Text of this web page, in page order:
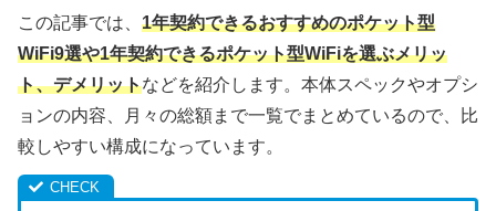
この記事では、 1年契約できるおすすめのポケット型
WiFi9選や1年契約できるポケット型WiFiを選ぶメリッ
ト、デメリットなどを紹介します。本体スペックやオプシ
ョンの内容、月々の総額まで一覧でまとめているので、比
較しやすい構成になっています。